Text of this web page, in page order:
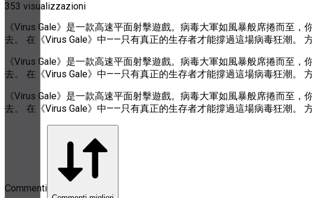
353 visualizzazioni
《Virus Gale》是一款高速平面射擊遊戲。病毒大軍如風暴般席捲而至
去。 在《Virus Gale》中——只有真正的生存者才能撐過這場病毒狂潮
《Virus Gale》是一款高速平面射擊遊戲。病毒大軍如風暴般席捲而至
去。 在《Virus Gale》中——只有真正的生存者才能撐過這場病毒狂潮
《Virus Gale》是一款高速平面射擊遊戲。病毒大軍如風暴般席捲而至
去。 在《Virus Gale》中——只有真正的生存者才能撐過這場病毒狂潮
Commenti